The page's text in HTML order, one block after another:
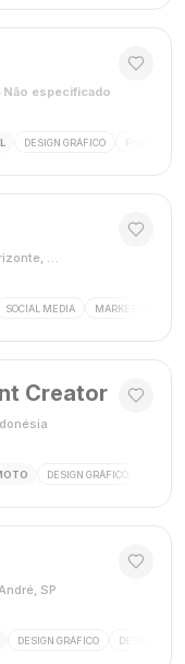
Não especificado
DESIGN GRÁFICO PHOTOSHOP
Belo Horizonte, Brasil
SOCIAL MEDIA MARKETING
Creator
DESIGN GRÁFICO
SP
DESIGN GRÁFICO DESIGNER